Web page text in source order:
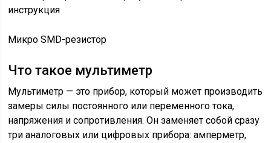
Микро SMD-резистор
Что такое мультиметр
Мультиметр — это прибор, который может производить
замеры силы постоянного или переменного тока,
напряжения и сопротивления. Он заменяет собой сразу
три аналоговых или цифровых прибора: амперметр,